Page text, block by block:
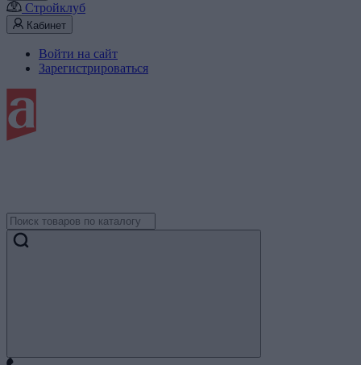
Стройклуб
Кабинет
Войти на сайт
Зарегистрироваться